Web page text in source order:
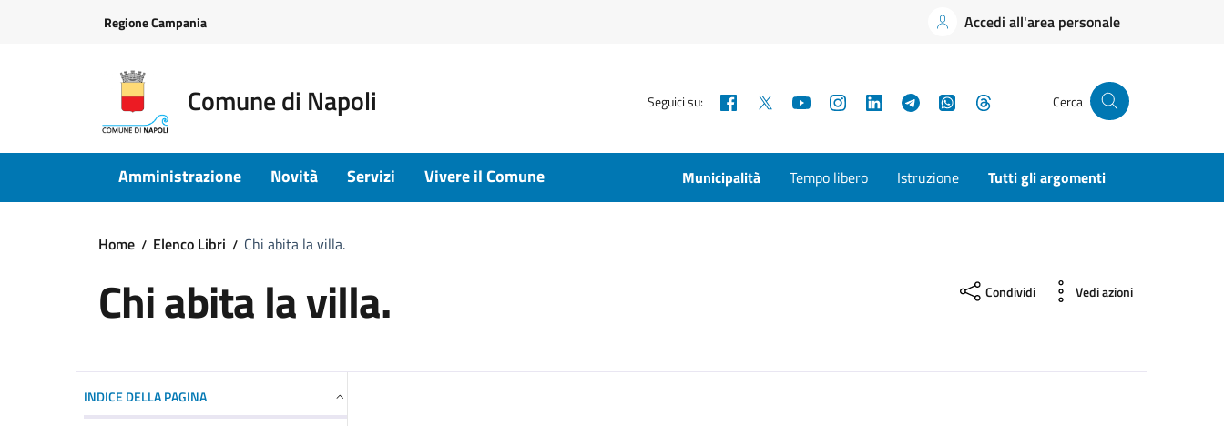
Regione Campania Accedi all'area personale
Comune di Napoli Seguici su: Facebook YouTubeInstagramLinkedInTelegramWhatsApp Cerca
Amministrazione Novità Servizi Vivere il Comune Municipalità Tempo libero Istruzione Tutti gli argomenti
Home Elenco Libri Chi abita la villa.
Chi abita la villa. Condividi Vedi azioni
INDICE DELLA PAGINA